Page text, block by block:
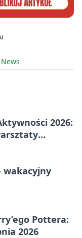
2026:
wakacyjny
Pottera:
2026